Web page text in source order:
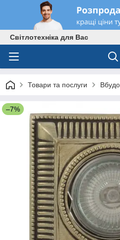
Світлотехніка для Вас
Товари та послуги
–7%